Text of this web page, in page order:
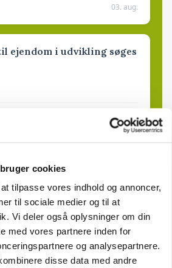
cookies
tilpasse vores indhold og annoncer,
til sociale medier og til at
Vi deler også oplysninger om din
med vores partnere inden for
og analysepartnere.
disse data med andre
03. aug.
ejendom i udvikling søges
03. aug.